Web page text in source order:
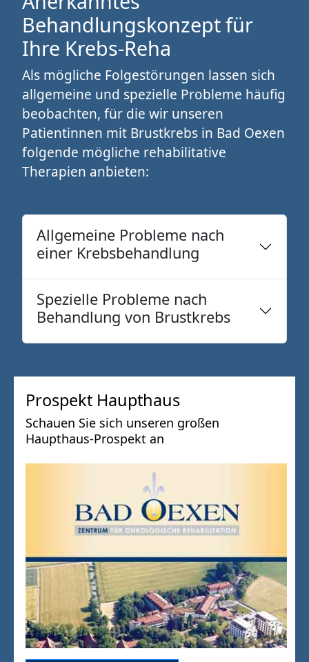
Behandlungskonzept für
Ihre Krebs-Reha
Als mögliche Folgestörungen lassen sich
allgemeine und spezielle Probleme häufig
beobachten, für die wir unseren
Patientinnen mit Brustkrebs in Bad Oexen
folgende mögliche rehabilitative
Therapien anbieten:
Allgemeine Probleme nach
einer Krebsbehandlung
Spezielle Probleme nach
Behandlung von Brustkrebs
Prospekt Haupthaus
Schauen Sie sich unseren großen
Haupthaus-Prospekt an